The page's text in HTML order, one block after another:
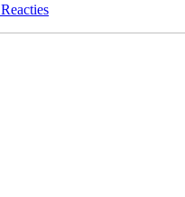
Reacties